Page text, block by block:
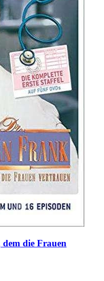
die Frauen